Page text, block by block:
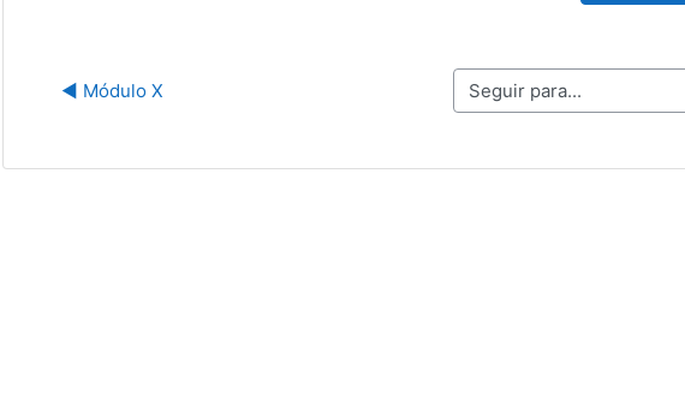
◀︎ Módulo X Seguir para...